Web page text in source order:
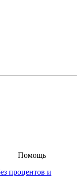
Помощь
процентов и